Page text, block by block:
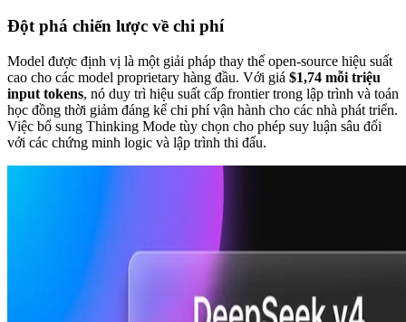
Đột phá chiến lược về chi phí
Model được định vị là một giải pháp thay thế open-source hiệu suất
cao cho các model proprietary hàng đầu. Với giá $1,74 mỗi triệu
input tokens, nó duy trì hiệu suất cấp frontier trong lập trình và toán
học đồng thời giảm đáng kể chi phí vận hành cho các nhà phát triển.
Việc bổ sung Thinking Mode tùy chọn cho phép suy luận sâu đối
với các chứng minh logic và lập trình thi đấu.